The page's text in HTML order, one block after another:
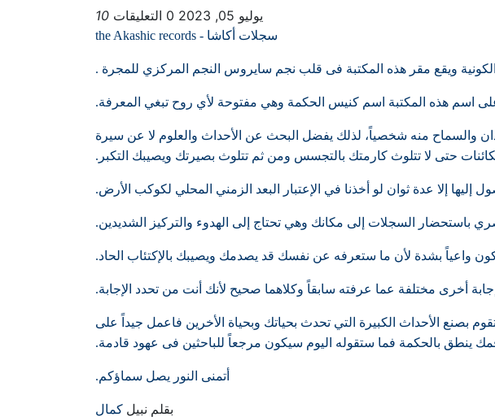
يوليو 05, 2023 0 التعليقات 10
سجلات أكاشا - the Akashic records
ويقع مقر هذه المكتبة فى قلب نجم سايروس النجم المركزي للمجرة .
اسم هذه المكتبة اسم كنيس الحكمة وهي مفتوحة لأي روح تبغي المعرفة.
والسماح منه شخصياً، لذلك يفضل البحث عن الأحداث والعلوم لا عن سيرة
حتى لا تتلوث كارمتك بالتجسس ومن ثم تتلوث بصيرتك ويصيبك التكبر.
إلا عدة ثوان لو أخذنا في الإعتبار البعد الزمني المحلي لكوكب الأرض.
باستحضار السجلات إلى مكانك وهي تحتاج إلى الهدوء والتركيز الشديدين.
واعياً بشدة لأن ما ستعرفه عن نفسك قد يصدمك ويصيبك بالإكتئاب الحاد.
أخرى مختلفة عما عرفته سابقاً وكلاهما صحيح لأنك أنت من تحدد الإجابة.
بصنع الأحداث الكبيرة التي تحدث بحياتك وبحياة الأخرين فاعمل جيداً على
ينطق بالحكمة فما ستقوله اليوم سيكون مرجعاً للباحثين فى عهود قادمة.
أتمنى النور يصل سماؤكم.
بقلم نبيل كمال